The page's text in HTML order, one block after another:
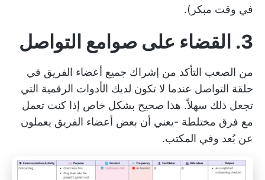
في وقت مبكر).
3. القضاء على صوامع التواصل
من الصعب التأكد من إشراك جميع أعضاء الفريق في
حلقة التواصل عندما لا تكون لديك الأدوات الرقمية التي
تجعل ذلك سهلاً. هذا صحيح بشكل خاص إذا كنت تعمل
مع فرق مختلطة -يعني أن بعض أعضاء الفريق يعملون
عن بُعد وفي المكتب.